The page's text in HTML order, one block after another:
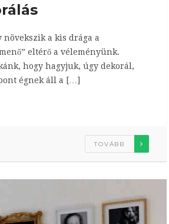
a kis drága a
eltérő a véleményünk.
hogy hagyjuk, úgy dekorál,
égnek áll a […]
TOVÁBB